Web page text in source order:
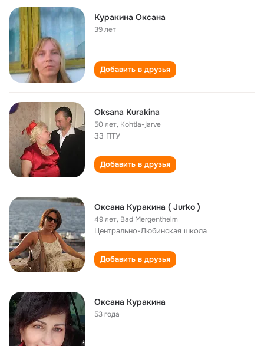
Куракина Оксана
39 лет
Добавить в друзья
Oksana Kurakina
50 лет, Kohtla-jarve
33 ПТУ
Добавить в друзья
Oксана Куракина ( Jurko )
49 лет, Bad Mergentheim
Центрально-Любинская школа
Добавить в друзья
Оксана Куракина
53 года